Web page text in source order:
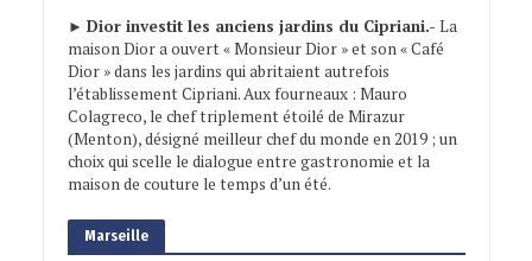
► Dior investit les anciens jardins du Cipriani.- La
maison Dior a ouvert « Monsieur Dior » et son « Café
Dior » dans les jardins qui abritaient autrefois
l’établissement Cipriani. Aux fourneaux : Mauro
Colagreco, le chef triplement étoilé de Mirazur
(Menton), désigné meilleur chef du monde en 2019 ; un
choix qui scelle le dialogue entre gastronomie et la
maison de couture le temps d’un été.
Marseille